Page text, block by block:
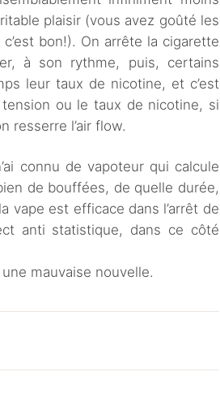
plaisir (vous avez goûté les
bon!). On arrête la cigarette
à son rythme, puis, certains
leur taux de nicotine, et c’est
ou le taux de nicotine, si
resserre l’air flow.
connu de vapoteur qui calcule
de bouffées, de quelle durée,
vape est efficace dans l’arrêt de
anti statistique, dans ce côté
mauvaise nouvelle.